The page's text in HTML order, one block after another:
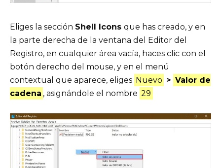
Eliges la sección Shell Icons que has creado, y en
la parte derecha de la ventana del Editor del
Registro, en cualquier área vacía, haces clic con el
botón derecho del mouse, y en el menú
contextual que aparece, eliges Nuevo > Valor de
cadena , asignándole el nombre 29